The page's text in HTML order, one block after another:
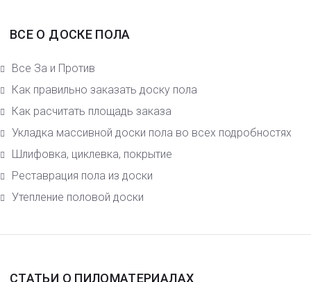
ВСЕ О ДОСКЕ ПОЛА
Все За и Против
Как правильно заказать доску пола
Как расчитать площадь заказа
Укладка массивной доски пола во всех подробностях
Шлифовка, циклевка, покрытие
Реставрация пола из доски
Утепление половой доски
СТАТЬИ О ПИЛОМАТЕРИАЛАХ